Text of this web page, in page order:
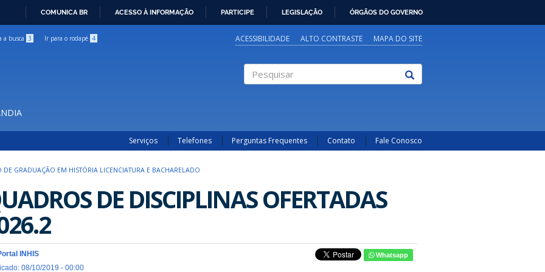
COMUNICA BR ACESSO À INFORMAÇÃO PARTICIPE LEGISLAÇÃO ÓRGÃOS DO GOVERNO
a busca 3 Ir para o rodapé 4 ACESSIBILIDADE ALTO CONTRASTE MAPA DO SITE
Serviços Telefones Perguntas Frequentes Contato Fale Conosco
DE GRADUAÇÃO EM HISTÓRIA LICENCIATURA E BACHARELADO
DE DISCIPLINAS OFERTADAS
INHIS
08/10/2019 - 00:00
Whatsapp